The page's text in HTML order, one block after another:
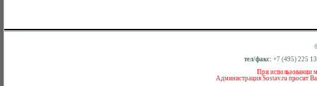
тел/факс: +7 (495) 225
При использовании
Администрация Sostav.ru просит